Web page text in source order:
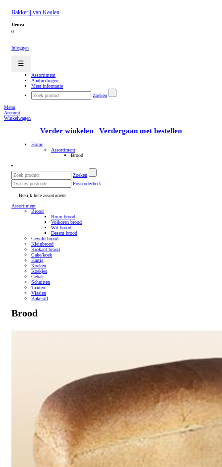
Bakkerij van Keulen
Items:
0
Inloggen
☰
Assortiment
Aanbiedingen
Meer informatie
Zoeken
Menu
Account
Winkelwagen
Verder winkelen Verdergaan met bestellen
Home
Assortiment
Brood
Zoeken
Postcodecheck
Bekijk hele assortiment
Assortiment
Brood
Bruin brood
Volkoren brood
Wit brood
Desem brood
Gevuld brood
Kleinbrood
Krokant brood
Cake/koek
Hartig
Koeken
Koekjes
Gebak
Schnitten
Taarten
Vlaaien
Bake-off
Brood